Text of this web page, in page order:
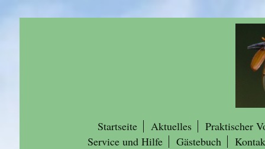
Startseite Aktuelles
Praktischer
Service und Hilfe
Gästebuch